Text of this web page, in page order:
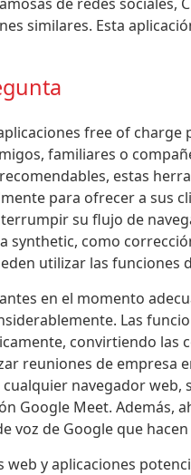
similares. Esta
free of
familiares o
estas
para ofrecer a sus
su flujo de
synthetic, como
utilizar las funciones
en el momento
Las
convirtiendo las
reuniones de empresa
navegador
Google Meet. Además,
voz de Google que
web y aplicaciones